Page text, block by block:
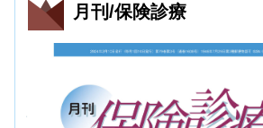
月刊/保険診療